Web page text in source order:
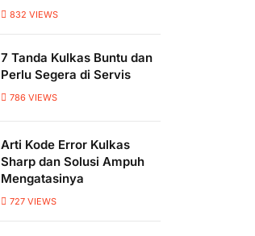
832 VIEWS
7 Tanda Kulkas Buntu dan
Perlu Segera di Servis
786 VIEWS
Arti Kode Error Kulkas
Sharp dan Solusi Ampuh
Mengatasinya
727 VIEWS